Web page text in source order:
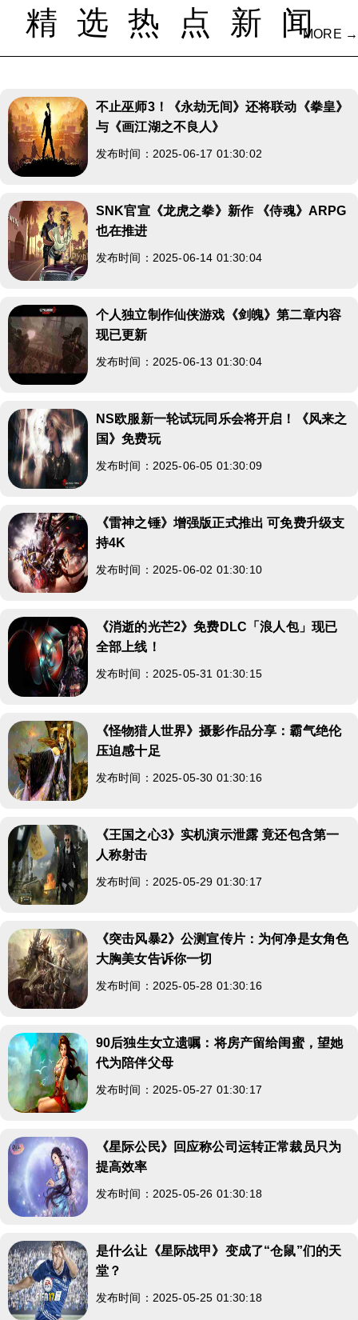
精选热点新闻
MORE →
不止巫师3！《永劫无间》还将联动《拳皇》
与《画江湖之不良人》
发布时间：2025-06-17 01:30:02
SNK官宣《龙虎之拳》新作 《侍魂》ARPG
也在推进
发布时间：2025-06-14 01:30:04
个人独立制作仙侠游戏《剑魄》第二章内容
现已更新
发布时间：2025-06-13 01:30:04
NS欧服新一轮试玩同乐会将开启！《风来之
国》免费玩
发布时间：2025-06-05 01:30:09
《雷神之锤》增强版正式推出 可免费升级支
持4K
发布时间：2025-06-02 01:30:10
《消逝的光芒2》免费DLC「浪人包」现已
全部上线！
发布时间：2025-05-31 01:30:15
《怪物猎人世界》摄影作品分享：霸气绝伦
压迫感十足
发布时间：2025-05-30 01:30:16
《王国之心3》实机演示泄露 竟还包含第一
人称射击
发布时间：2025-05-29 01:30:17
《突击风暴2》公测宣传片：为何净是女角色
大胸美女告诉你一切
发布时间：2025-05-28 01:30:16
90后独生女立遗嘱：将房产留给闺蜜，望她
代为陪伴父母
发布时间：2025-05-27 01:30:17
《星际公民》回应称公司运转正常裁员只为
提高效率
发布时间：2025-05-26 01:30:18
是什么让《星际战甲》变成了“仓鼠”们的天
堂？
发布时间：2025-05-25 01:30:18